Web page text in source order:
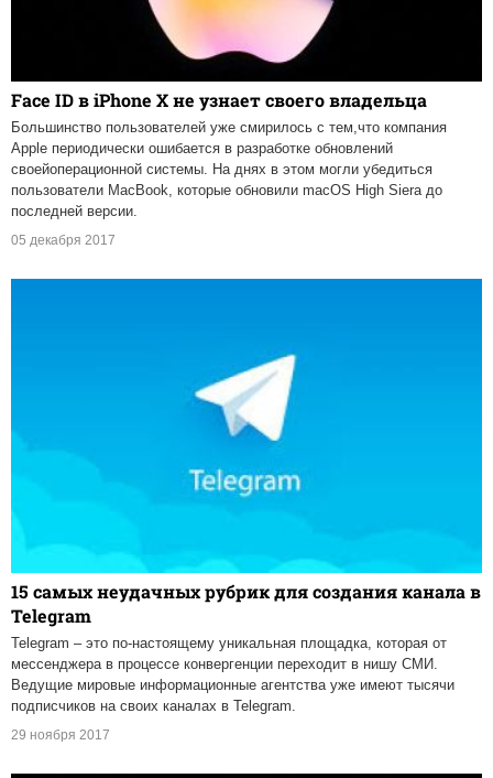
Face ID в iPhone X не узнает своего владельца
Большинство пользователей уже смирилось с тем,что компания
Apple периодически ошибается в разработке обновлений
своейоперационной системы. На днях в этом могли убедиться
пользователи MacBook, которые обновили macOS High Siera до
последней версии.
05 декабря 2017
15 самых неудачных рубрик для создания канала в
Telegram
Telegram – это по-настоящему уникальная площадка, которая от
мессенджера в процессе конвергенции переходит в нишу СМИ.
Ведущие мировые информационные агентства уже имеют тысячи
подписчиков на своих каналах в Telegram.
29 ноября 2017